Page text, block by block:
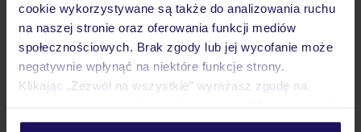
cookie wykorzystywane są także do analizowania ruchu
na naszej stronie oraz oferowania funkcji mediów
społecznościowych. Brak zgody lub jej wycofanie może
negatywnie wpłynąć na niektóre funkcje strony.
Klikając „Zezwól na wszystkie” wyrażasz zgodę na
personalizować swój wybór wchodząc w zakładkę
Opinie
Pokoje